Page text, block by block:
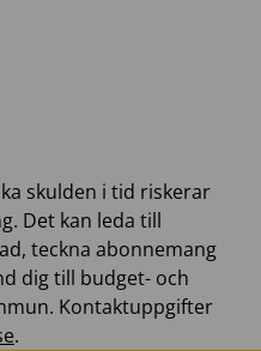
skulden i tid riskerar
Det kan leda till
teckna abonnemang
dig till budget- och
Kontaktuppgifter
.